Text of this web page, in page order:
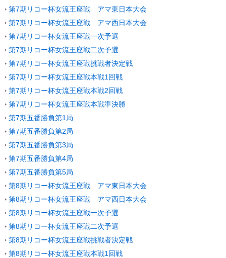
第7期リコー杯女流王座戦 アマ東日本大会
第7期リコー杯女流王座戦 アマ西日本大会
第7期リコー杯女流王座戦一次予選
第7期リコー杯女流王座戦二次予選
第7期リコー杯女流王座戦挑戦者決定戦
第7期リコー杯女流王座戦本戦1回戦
第7期リコー杯女流王座戦本戦2回戦
第7期リコー杯女流王座戦本戦準決勝
第7期五番勝負第1局
第7期五番勝負第2局
第7期五番勝負第3局
第7期五番勝負第4局
第7期五番勝負第5局
第8期リコー杯女流王座戦 アマ東日本大会
第8期リコー杯女流王座戦 アマ西日本大会
第8期リコー杯女流王座戦一次予選
第8期リコー杯女流王座戦二次予選
第8期リコー杯女流王座戦挑戦者決定戦
第8期リコー杯女流王座戦本戦1回戦